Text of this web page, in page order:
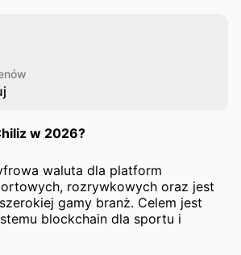
w 2026?
waluta dla platform
rozrywkowych oraz jest
gamy branż. Celem jest
blockchain dla sportu i